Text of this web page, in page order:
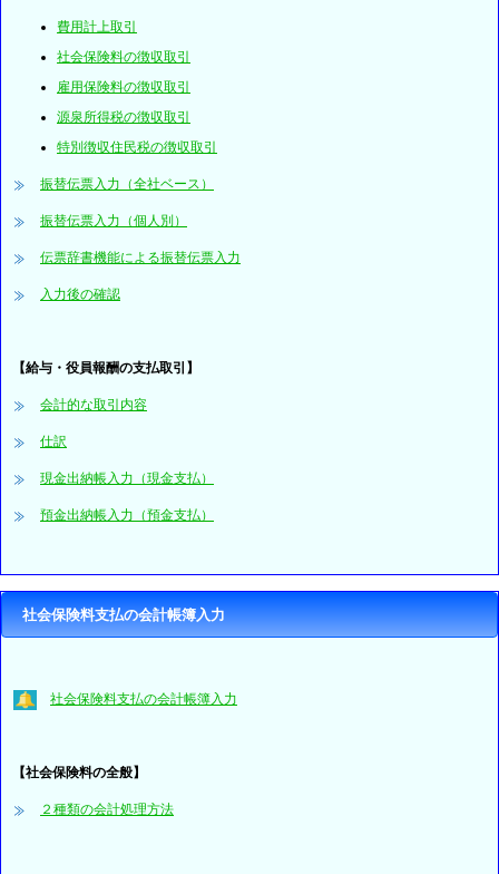
費用計上取引
社会保険料の徴収取引
雇用保険料の徴収取引
源泉所得税の徴収取引
特別徴収住民税の徴収取引
振替伝票入力（全社ベース）
振替伝票入力（個人別）
伝票辞書機能による振替伝票入力
入力後の確認
【給与・役員報酬の支払取引】
会計的な取引内容
仕訳
現金出納帳入力（現金支払）
預金出納帳入力（預金支払）
社会保険料支払の会計帳簿入力
社会保険料支払の会計帳簿入力
【社会保険料の全般】
２種類の会計処理方法